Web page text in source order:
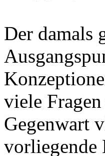
Der damals
viele
Gegenwart
vorliegende